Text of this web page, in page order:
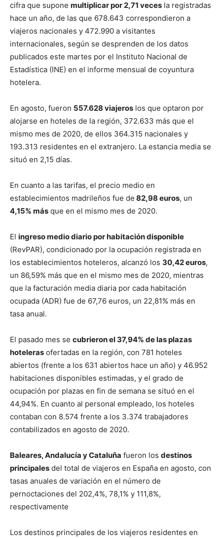
cifra que supone multiplicar por 2,71 veces la registradas
hace un año, de las que 678.643 correspondieron a
viajeros nacionales y 472.990 a visitantes
internacionales, según se desprenden de los datos
publicados este martes por el Instituto Nacional de
Estadística (INE) en el informe mensual de coyuntura
hotelera.
En agosto, fueron 557.628 viajeros los que optaron por
alojarse en hoteles de la región, 372.633 más que el
mismo mes de 2020, de ellos 364.315 nacionales y
193.313 residentes en el extranjero. La estancia media se
situó en 2,15 días.
En cuanto a las tarifas, el precio medio en
establecimientos madrileños fue de 82,98 euros, un
4,15% más que en el mismo mes de 2020.
El ingreso medio diario por habitación disponible
(RevPAR), condicionado por la ocupación registrada en
los establecimientos hoteleros, alcanzó los 30,42 euros,
un 86,59% más que en el mismo mes de 2020, mientras
que la facturación media diaria por cada habitación
ocupada (ADR) fue de 67,76 euros, un 22,81% más en
tasa anual.
El pasado mes se cubrieron el 37,94% de las plazas
hoteleras ofertadas en la región, con 781 hoteles
abiertos (frente a los 631 abiertos hace un año) y 46.952
habitaciones disponibles estimadas, y el grado de
ocupación por plazas en fin de semana se situó en el
44,94%. En cuanto al personal empleado, los hoteles
contaban con 8.574 frente a los 3.374 trabajadores
contabilizados en agosto de 2020.
Baleares, Andalucía y Cataluña fueron los destinos
principales del total de viajeros en España en agosto, con
tasas anuales de variación en el número de
pernoctaciones del 202,4%, 78,1% y 111,8%,
respectivamente
Los destinos principales de los viajeros residentes en